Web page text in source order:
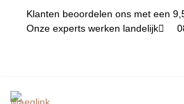
Klanten beoordelen ons met een
Onze experts werken landelijk